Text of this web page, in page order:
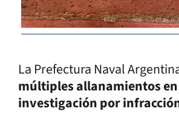
La Prefectura Naval
múltiples allanamientos
investigación por